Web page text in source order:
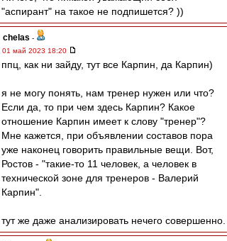
"аспирант" на такое не подпишется? ))
chelas -
01 май 2023 18:20
ппц, как ни зайду, тут все Карпин, да Карпин)
я не могу понять, нам тренер нужен или что?
Если да, то при чем здесь Карпин? Какое
отношение Карпин имеет к слову "тренер"?
Мне кажется, при объявлении составов пора
уже наконец говорить правильные вещи. Вот,
Ростов - "такие-то 11 человек, а человек в
технической зоне для тренеров - Валерий
Карпин".
тут же даже анализировать нечего совершенно.